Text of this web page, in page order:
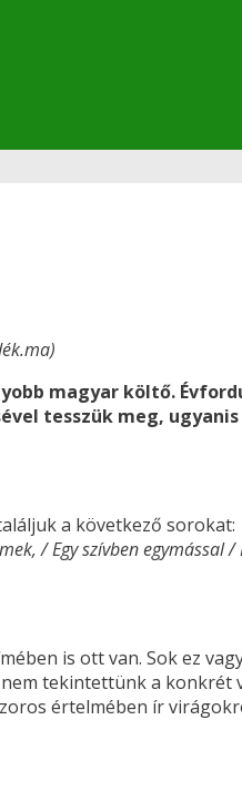
magyar költő.
tesszük meg,
a következő sorokat:
/ Egy szívben egymással /
is ott van. Sok ez
nem tekintettünk a konkrét
értelmében ír